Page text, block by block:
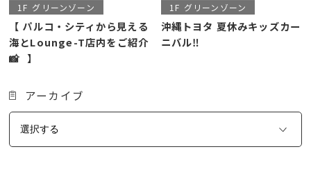
1F グリーンゾーン
【 パルコ・シティから見える
海とLounge-T店内をご紹介
📸⠀】
1F グリーンゾーン
沖縄トヨタ 夏休みキッズカー
ニバル‼️
アーカイブ